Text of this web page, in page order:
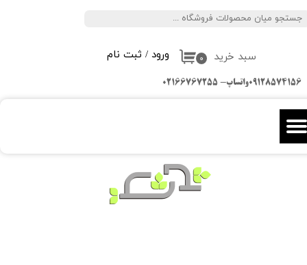
ورود / ثبت نام
تغییر گذر واژه
سفارشات
خروج از حساب کاربری
۰ سبد خرید